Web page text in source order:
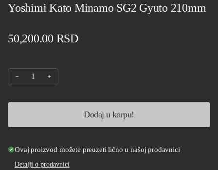
Yoshimi Kato Minamo SG2 Gyuto 210mm
Standardna cena
50,200.00 RSD
Smanji količinu za Yoshimi Kato Minamo SG2 Gyuto 210mm
Dodaj u korpu!
Ovaj proizvod možete preuzeti lično u našoj prodavnici
Detalji o prodavnici